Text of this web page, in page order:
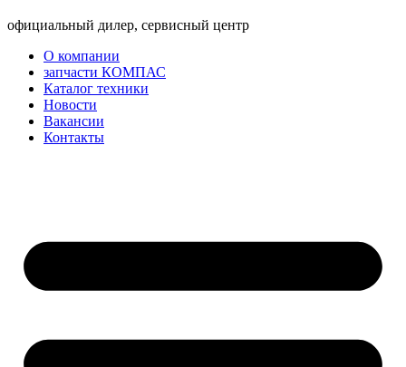
официальный дилер, сервисный центр
О компании
запчасти КОМПАС
Каталог техники
Новости
Вакансии
Контакты